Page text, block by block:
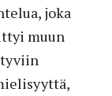
joka
muun